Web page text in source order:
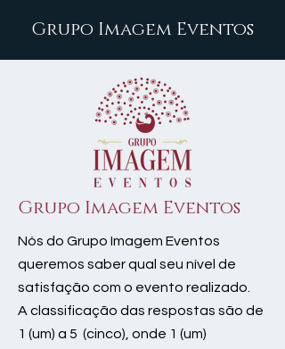
Grupo Imagem Eventos
Grupo Imagem Eventos
Nós do Grupo Imagem Eventos
queremos saber qual seu nível de
satisfação com o evento realizado.
A classificação das respostas são de
1 (um) a 5 (cinco), onde 1 (um)